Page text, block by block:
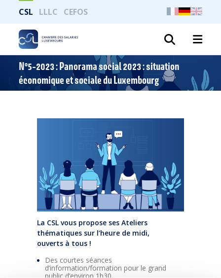
CSL LLLC CEFOS
N°5-2023 : Panorama social 2023 : situation
économique et sociale du Luxembourg
La CSL vous propose ses Ateliers
thématiques sur l’heure de midi,
ouverts à tous !
Des courtes séances
d’information/formation pour le grand
public d’environ 1h30,